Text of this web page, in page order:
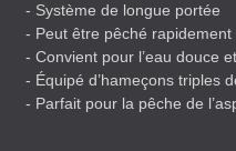
- Système de longue portée
- Peut être pêché rapidement
- Convient pour l’eau douce
- Équipé d’hameçons triples
- Parfait pour la pêche de